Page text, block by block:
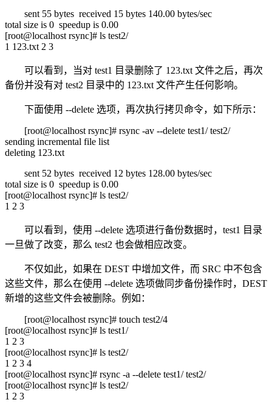
sent 55 bytes received 15 bytes 140.00 bytes/sec
total size is 0 speedup is 0.00
[root@localhost rsync]# ls test2/
1 123.txt 2 3
可以看到，当对 test1 目录删除了 123.txt 文件之后，再次
备份并没有对 test2 目录中的 123.txt 文件产生任何影响。
下面使用 --delete 选项，再次执行拷贝命令，如下所示：
[root@localhost rsync]# rsync -av --delete test1/ test2/
sending incremental file list
deleting 123.txt
sent 52 bytes received 12 bytes 128.00 bytes/sec
total size is 0 speedup is 0.00
[root@localhost rsync]# ls test2/
1 2 3
可以看到，使用 --delete 选项进行备份数据时，test1 目录
一旦做了改变，那么 test2 也会做相应改变。
不仅如此，如果在 DEST 中增加文件，而 SRC 中不包含
这些文件，那么在使用 --delete 选项做同步备份操作时，DEST
新增的这些文件会被删除。例如：
[root@localhost rsync]# touch test2/4
[root@localhost rsync]# ls test1/
1 2 3
[root@localhost rsync]# ls test2/
1 2 3 4
[root@localhost rsync]# rsync -a --delete test1/ test2/
[root@localhost rsync]# ls test2/
1 2 3